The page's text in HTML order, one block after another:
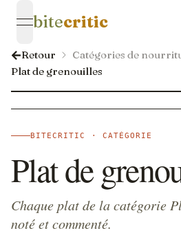
open navigation menu
bitecritic
Retour
Catégories de
Plat de grenouilles
BITECRITIC · CATÉGORIE
Plat de
Chaque plat de la catégorie
noté et commenté.